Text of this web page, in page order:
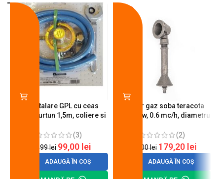
Kit instalare GPL cu ceas
butelie, furtun 1,5m, coliere si
(3)
120,99lei 99,00 lei
ADAUGĂ ÎN COȘ
Arzator gaz soba teracota
A600, 6 kw, 0.6 mc/h, diametru
(2)
200,00lei 179,20 lei
ADAUGĂ ÎN COȘ